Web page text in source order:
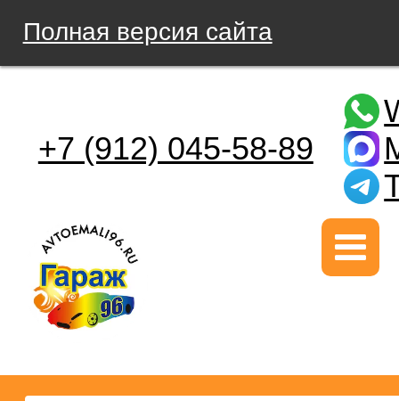
Полная версия сайта
+7 (912) 045-58-89